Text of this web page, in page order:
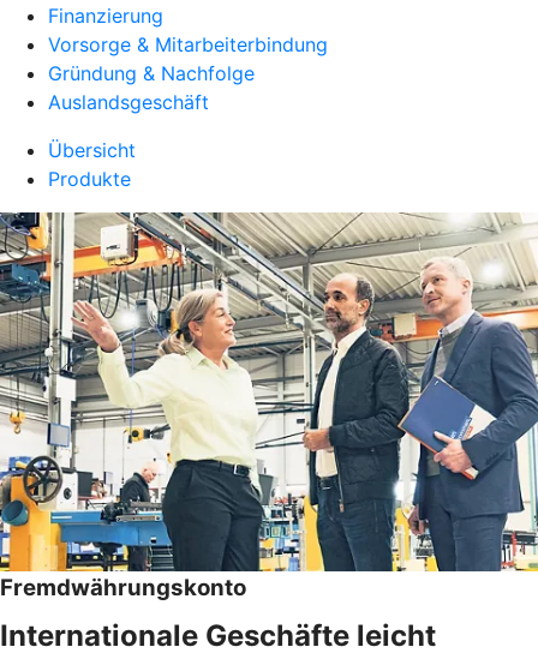
Finanzierung
Vorsorge & Mitarbeiterbindung
Gründung & Nachfolge
Auslandsgeschäft
Übersicht
Produkte
Fremdwährungskonto
Internationale Geschäfte leicht